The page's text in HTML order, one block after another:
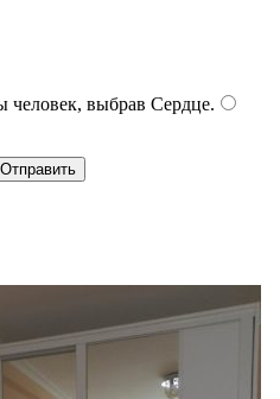
человек, выбрав Сердце.